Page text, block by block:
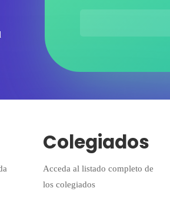
Colegiados
Acceda al listado completo de
los colegiados